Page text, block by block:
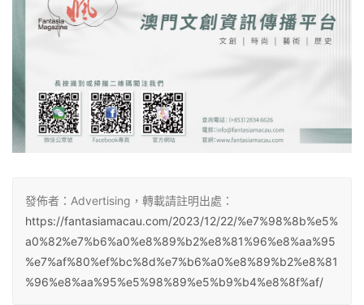
發佈者：Advertising，轉載請註明出處：
https://fantasiamacau.com/2023/12/22/%e7%98%8b%e5%
a0%82%e7%b6%a0%e8%89%b2%e8%81%96%e8%aa%95
%e7%af%80%ef%bc%8d%e7%b6%a0%e8%89%b2%e8%81
%96%e8%aa%95%e5%98%89%e5%b9%b4%e8%8f%af/